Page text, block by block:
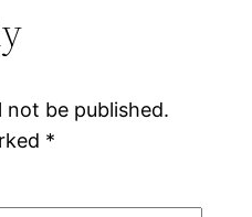
not be published.
*